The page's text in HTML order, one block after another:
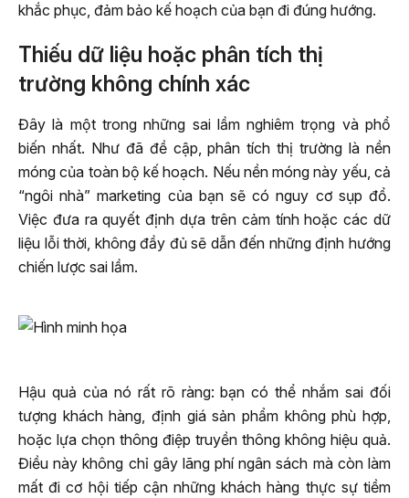
khắc phục, đảm bảo kế hoạch của bạn đi đúng hướng.
Thiếu dữ liệu hoặc phân tích thị
trường không chính xác
Đây là một trong những sai lầm nghiêm trọng và phổ
biến nhất. Như đã đề cập, phân tích thị trường là nền
móng của toàn bộ kế hoạch. Nếu nền móng này yếu, cả
“ngôi nhà” marketing của bạn sẽ có nguy cơ sụp đổ.
Việc đưa ra quyết định dựa trên cảm tính hoặc các dữ
liệu lỗi thời, không đầy đủ sẽ dẫn đến những định hướng
chiến lược sai lầm.
Hậu quả của nó rất rõ ràng: bạn có thể nhắm sai đối
tượng khách hàng, định giá sản phẩm không phù hợp,
hoặc lựa chọn thông điệp truyền thông không hiệu quả.
Điều này không chỉ gây lãng phí ngân sách mà còn làm
mất đi cơ hội tiếp cận những khách hàng thực sự tiềm